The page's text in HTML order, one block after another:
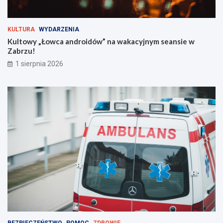
i
e
m
!
KULTURA WYDARZENIA
Kultowy „Łowca androidów” na wakacyjnym seansie w
Zabrzu!
1 sierpnia 2026